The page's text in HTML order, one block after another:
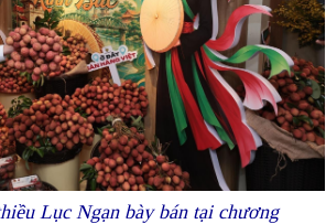
Lục Ngạn bày bán tại chương